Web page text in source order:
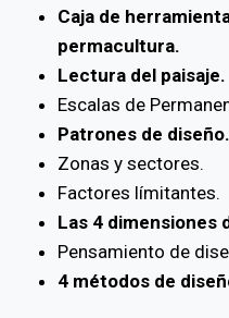
Caja de
permacultura.
Lectura del paisaje.
Escalas de
Patrones de diseño.
Zonas y sectores.
Factores límitantes.
Las 4 dimensiones
Pensamiento de
4 métodos de